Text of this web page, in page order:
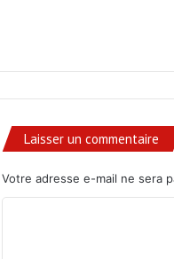
Laisser un commentaire
Votre adresse e-mail ne sera